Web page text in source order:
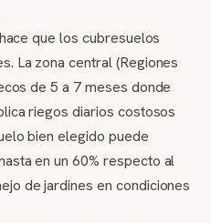
que los cubresuelos
La zona central (Regiones
de 5 a 7 meses donde
riegos diarios costosos
bien elegido puede
en un 60% respecto al
de jardines en condiciones